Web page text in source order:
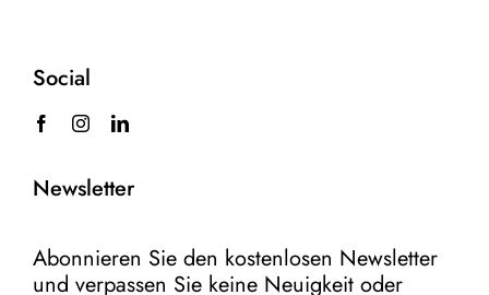
Social
Newsletter
Abonnieren Sie den kostenlosen Newsletter
und verpassen Sie keine Neuigkeit oder